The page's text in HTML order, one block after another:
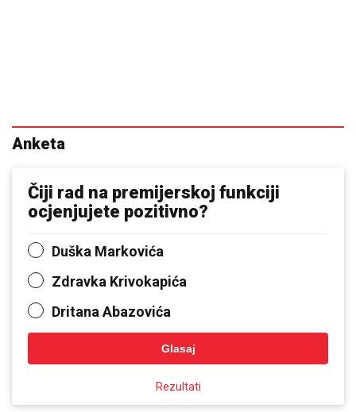
Anketa
Čiji rad na premijerskoj funkciji
ocjenjujete pozitivno?
Duška Markovića
Zdravka Krivokapića
Dritana Abazovića
Glasaj
Rezultati